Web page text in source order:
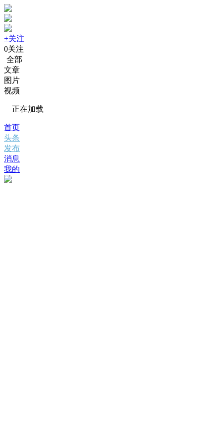
+关注
0关注
全部
文章
图片
视频
正在加载
首页
头条
发布
消息
我的